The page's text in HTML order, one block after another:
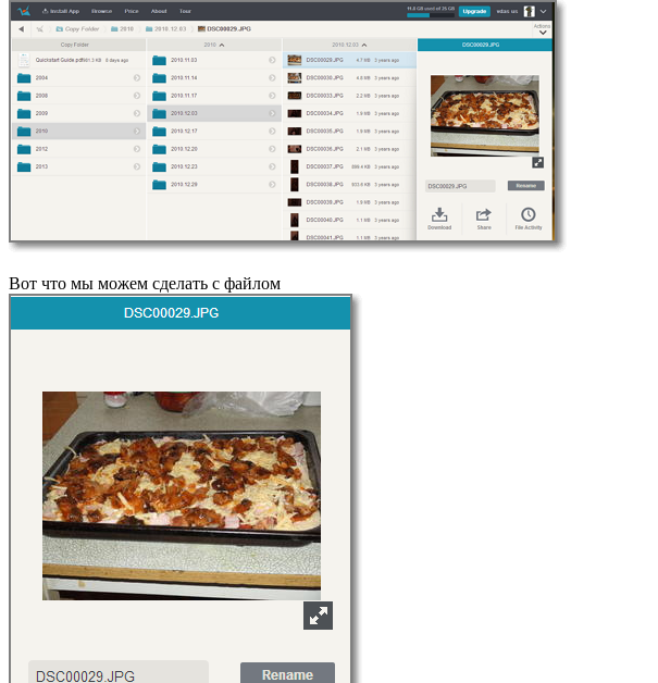
Вот что мы можем сделать с файлом